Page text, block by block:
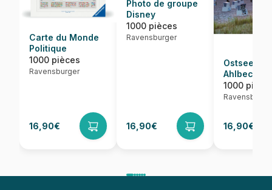
Carte du Monde
Politique
1000 pièces
Ravensburger
16,90€
Photo de groupe
Disney
1000 pièces
Ravensburger
16,90€
Ostseebad
Ahlbeck,
1000
16,90€